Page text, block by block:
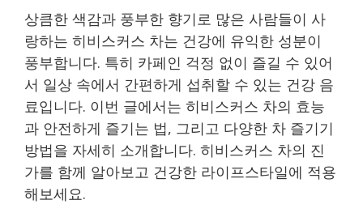
상큼한 색감과 풍부한 향기로 많은 사람들이 사
랑하는 히비스커스 차는 건강에 유익한 성분이
풍부합니다. 특히 카페인 걱정 없이 즐길 수 있어
서 일상 속에서 간편하게 섭취할 수 있는 건강 음
료입니다. 이번 글에서는 히비스커스 차의 효능
과 안전하게 즐기는 법, 그리고 다양한 차 즐기기
방법을 자세히 소개합니다. 히비스커스 차의 진
가를 함께 알아보고 건강한 라이프스타일에 적용
해보세요.